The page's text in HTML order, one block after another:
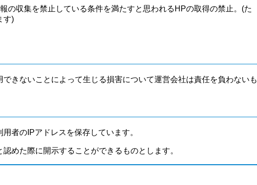
の収集を禁止している条件を満たすと思われるHPの取得の禁止。(た
す)
できないことによって生じる損害について運営会社は責任を負わないも
者のIPアドレスを保存しています。
めた際に開示することができるものとします。